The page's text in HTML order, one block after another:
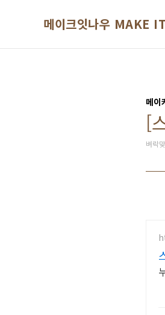
메이크잇나우 MAKE
메이
[
벼락